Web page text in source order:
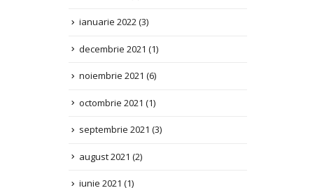
decembrie 2021(1)
noiembrie 2021(6)
octombrie 2021 (1)
septembrie 2021(3)
august 2021 (2)
iunie 2021(1)
aprilie 2021(1)